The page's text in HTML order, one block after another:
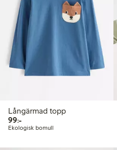
Långärmad topp
99:-99,00 kr
Ekologisk bomull